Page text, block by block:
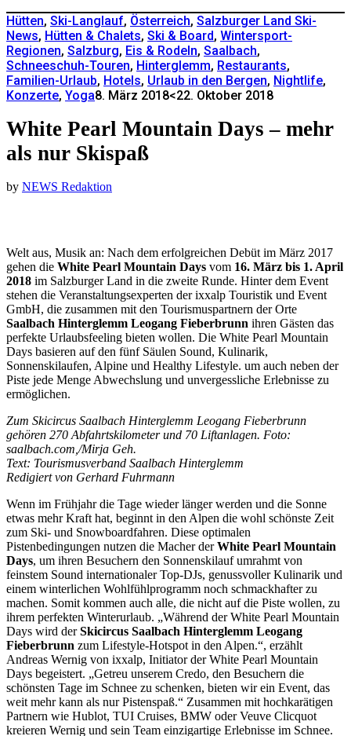
Hütten, Ski-Langlauf, Österreich, Salzburger Land Ski-
News, Hütten & Chalets, Ski & Board, Wintersport-
Regionen, Salzburg, Eis & Rodeln, Saalbach,
Schneeschuh-Touren, Hinterglemm, Restaurants,
Familien-Urlaub, Hotels, Urlaub in den Bergen, Nightlife,
Konzerte, Yoga8. März 2018<22. Oktober 2018
White Pearl Mountain Days – mehr
als nur Skispaß
by NEWS Redaktion
Welt aus, Musik an: Nach dem erfolgreichen Debüt im März 2017
gehen die White Pearl Mountain Days vom 16. März bis 1. April
2018 im Salzburger Land in die zweite Runde. Hinter dem Event
stehen die Veranstaltungsexperten der ixxalp Touristik und Event
GmbH, die zusammen mit den Tourismuspartnern der Orte
Saalbach Hinterglemm Leogang Fieberbrunn ihren Gästen das
perfekte Urlaubsfeeling bieten wollen. Die White Pearl Mountain
Days basieren auf den fünf Säulen Sound, Kulinarik,
Sonnenskilaufen, Alpine und Healthy Lifestyle. um auch neben der
Piste jede Menge Abwechslung und unvergessliche Erlebnisse zu
ermöglichen.
Zum Skicircus Saalbach Hinterglemm Leogang Fieberbrunn
gehören 270 Abfahrtskilometer und 70 Liftanlagen. Foto:
saalbach.com,/Mirja Geh.
Text: Tourismusverband Saalbach Hinterglemm
Redigiert von Gerhard Fuhrmann
Wenn im Frühjahr die Tage wieder länger werden und die Sonne
etwas mehr Kraft hat, beginnt in den Alpen die wohl schönste Zeit
zum Ski- und Snowboardfahren. Diese optimalen
Pistenbedingungen nutzen die Macher derWhite Pearl Mountain
Days, um ihren Besuchern den Sonnenskilauf umrahmt von
feinstem Sound internationaler Top-DJs, genussvoller Kulinarik und
einem winterlichen Wohlfühlprogramm noch schmackhafter zu
machen. Somit kommen auch alle, die nicht auf die Piste wollen, zu
ihrem perfekten Winterurlaub. „Während der White Pearl Mountain
Days wird derSkicircus Saalbach Hinterglemm Leogang
Fieberbrunn zum Lifestyle-Hotspot in den Alpen.“, erzählt
Andreas Wernig von ixxalp, Initiator der White Pearl Mountain
Days begeistert. „Getreu unserem Credo, den Besuchern die
schönsten Tage im Schnee zu schenken, bieten wir ein Event, das
weit mehr kann als nur Pistenspaß.“ Zusammen mit hochkarätigen
Partnern wie Hublot, TUI Cruises, BMW oder Veuve Clicquot
kreieren Wernig und sein Team einzigartige Erlebnisse im Schnee.